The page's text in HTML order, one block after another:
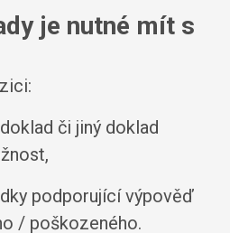
je nutné mít s
či jiný doklad
podporující výpověď
/ poškozeného.